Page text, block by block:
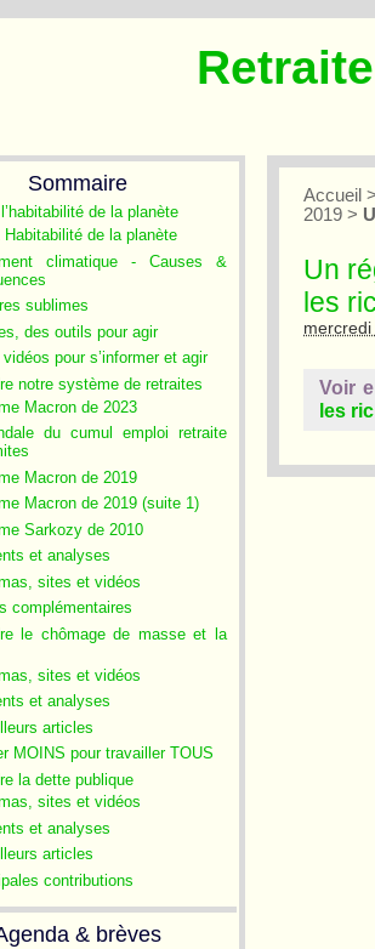
Sommaire
de la planète
Habitabilité de la planète
climatique - Causes &
sublimes
des outils pour agir
pour s’informer et agir
notre système de retraites
Macron de 2023
du cumul emploi retraite
Macron de 2019
Macron de 2019 (suite 1)
Sarkozy de 2010
et analyses
sites et vidéos
complémentaires
le chômage de masse et la
sites et vidéos
et analyses
articles
MOINS pour travailler TOUS
la dette publique
sites et vidéos
et analyses
articles
contributions
& brèves
Accueil
2019 >
Un
les
Voir
les